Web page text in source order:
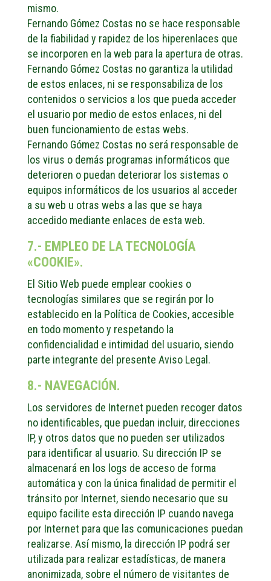
mismo.
Fernando Gómez Costas no se hace responsable
de la fiabilidad y rapidez de los hiperenlaces que
se incorporen en la web para la apertura de otras.
Fernando Gómez Costas no garantiza la utilidad
de estos enlaces, ni se responsabiliza de los
contenidos o servicios a los que pueda acceder
el usuario por medio de estos enlaces, ni del
buen funcionamiento de estas webs.
Fernando Gómez Costas no será responsable de
los virus o demás programas informáticos que
deterioren o puedan deteriorar los sistemas o
equipos informáticos de los usuarios al acceder
a su web u otras webs a las que se haya
accedido mediante enlaces de esta web.
7.- EMPLEO DE LA TECNOLOGÍA
«COOKIE».
El Sitio Web puede emplear cookies o
tecnologías similares que se regirán por lo
establecido en la Política de Cookies, accesible
en todo momento y respetando la
confidencialidad e intimidad del usuario, siendo
parte integrante del presente Aviso Legal.
8.- NAVEGACIÓN.
Los servidores de Internet pueden recoger datos
no identificables, que puedan incluir, direcciones
IP, y otros datos que no pueden ser utilizados
para identificar al usuario. Su dirección IP se
almacenará en los logs de acceso de forma
automática y con la única finalidad de permitir el
tránsito por Internet, siendo necesario que su
equipo facilite esta dirección IP cuando navega
por Internet para que las comunicaciones puedan
realizarse. Así mismo, la dirección IP podrá ser
utilizada para realizar estadísticas, de manera
anonimizada, sobre el número de visitantes de